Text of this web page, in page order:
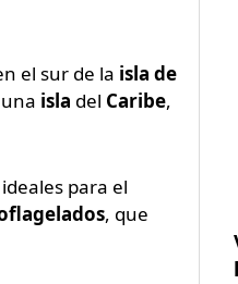
el sur de la isla de
isla del Caribe,
para el
, que